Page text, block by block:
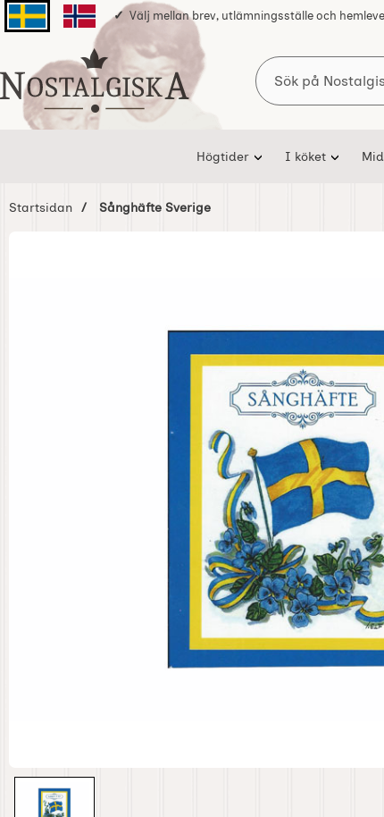
Svenska sidanNorska sidan
Välj mellan brev, utlämningsställe och
Startsidan för Nostalgiska
Sök
Högtider I köket
Startsidan Sånghäfte Sverige